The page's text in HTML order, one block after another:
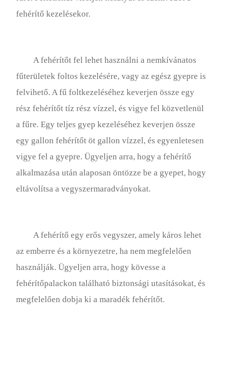
fehérítő kezelésekor.
A fehérítőt fel lehet használni a nemkívánatos
fűterületek foltos kezelésére, vagy az egész gyepre is
felvihető. A fű foltkezeléséhez keverjen össze egy
rész fehérítőt tíz rész vízzel, és vigye fel közvetlenül
a fűre. Egy teljes gyep kezeléséhez keverjen össze
egy gallon fehérítőt öt gallon vízzel, és egyenletesen
vigye fel a gyepre. Ügyeljen arra, hogy a fehérítő
alkalmazása után alaposan öntözze be a gyepet, hogy
eltávolítsa a vegyszermaradványokat.
A fehérítő egy erős vegyszer, amely káros lehet
az emberre és a környezetre, ha nem megfelelően
használják. Ügyeljen arra, hogy kövesse a
fehérítőpalackon található biztonsági utasításokat, és
megfelelően dobja ki a maradék fehérítőt.